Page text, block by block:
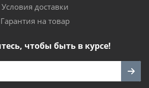
Условия доставки
Гарантия на товар
чтобы быть в курсе!